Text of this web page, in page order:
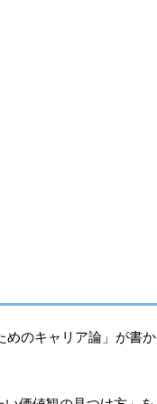
めのキャリア論」が書か